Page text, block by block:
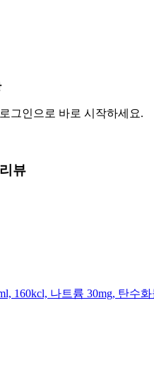
그인으로 바로 시작하세요.
뷰
160kcl, 나트륨 30mg, 탄수